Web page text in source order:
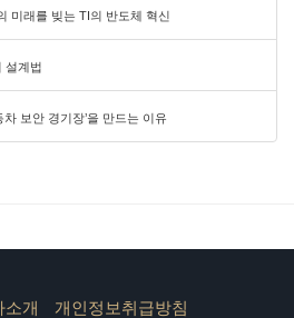
미래를 빚는 TI의 반도체 혁신
설계법
차 보안 경기장’을 만드는 이유
소개 개인정보취급방침